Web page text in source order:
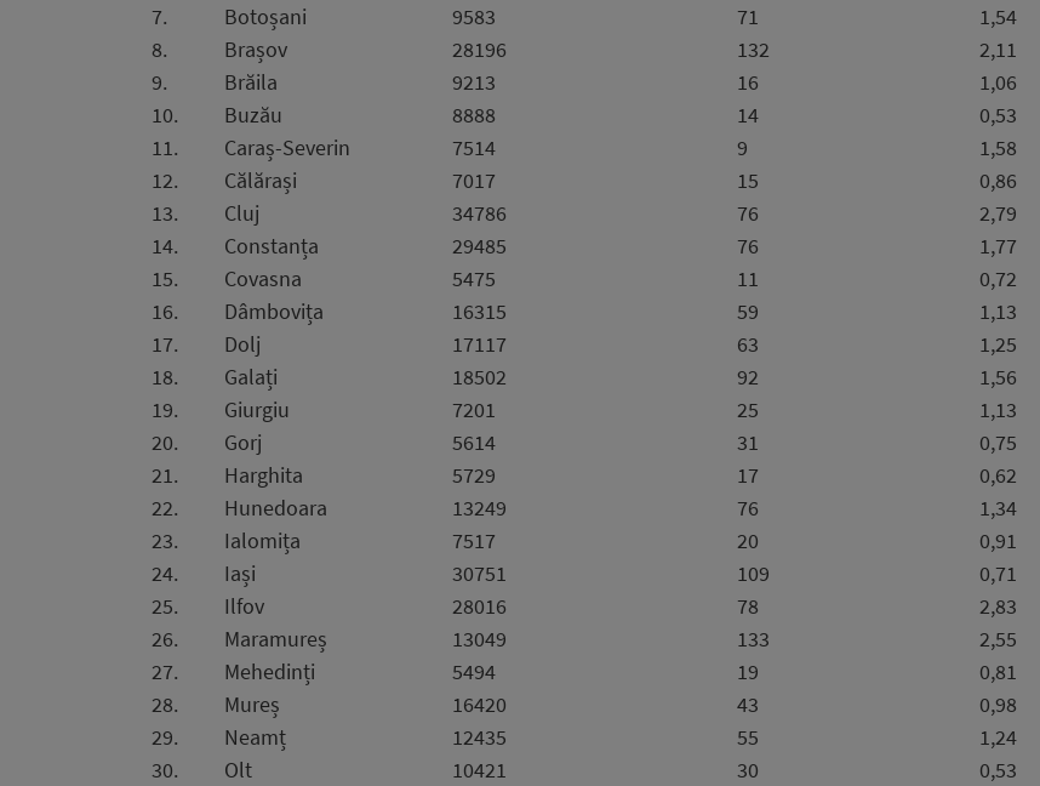
7.
Botoșani 9583 71
1,54
8.
Brașov 28196 132
2,11
9.
Brăila 9213 16
1,06
10.
Buzău 8888 14
0,53
11.
Caraș-Severin 7514 9
1,58
12.
Călărași 7017 15
0,86
13.
Cluj 34786 76
2,79
14.
Constanța 29485 76
1,77
15.
Covasna 5475 11
0,72
16.
Dâmbovița 16315 59
1,13
17.
Dolj 17117 63
1,25
18.
Galați 18502 92
1,56
19.
Giurgiu 7201 25
1,13
20.
Gorj 5614 31
0,75
21.
Harghita 5729 17
0,62
22.
Hunedoara 13249 76
1,34
23.
Ialomița 7517 20
0,91
24.
Iași 30751 109
0,71
25.
Ilfov 28016 78
2,83
26.
Maramureș 13049 133
2,55
27.
Mehedinți 5494 19
0,81
28.
Mureș 16420 43
0,98
29.
Neamț 12435 55
1,24
30.
Olt 10421 30
0,53